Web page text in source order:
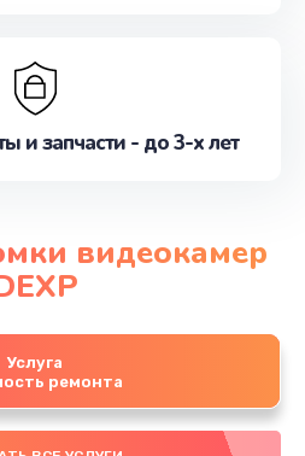
и запчасти - до 3-х лет
видеокамер
Услуга
ремонта